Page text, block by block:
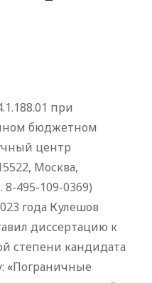
при
бюджетном
центр
Москва,
495-109-0369)
года Кулешов
диссертацию к
степени кандидата
«Пограничные